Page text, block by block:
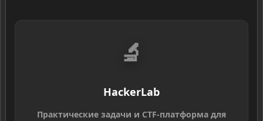
🔬
HackerLab
Практические задачи и CTF-платформа для